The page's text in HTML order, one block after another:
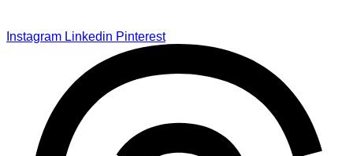
Instagram Linkedin Pinterest